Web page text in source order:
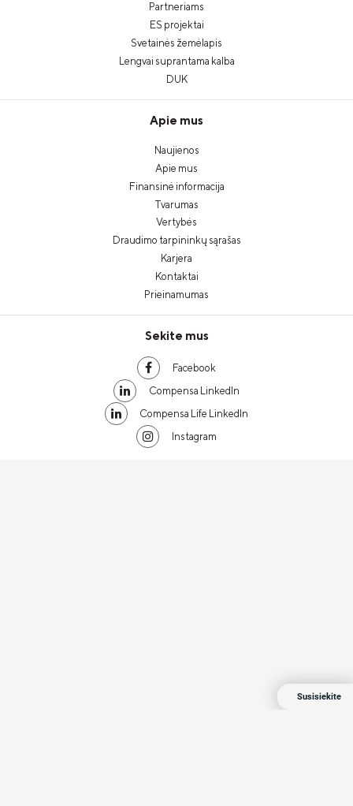
Partneriams
ES projektai
Svetainės žemėlapis
Lengvai suprantama kalba
DUK
Apie mus
Naujienos
Apie mus
Finansinė informacija
Tvarumas
Vertybės
Draudimo tarpininkų sąrašas
Karjera
Kontaktai
Prieinamumas
Sekite mus
Facebook
Compensa LinkedIn
Compensa Life LinkedIn
Instagram
Susisiekite